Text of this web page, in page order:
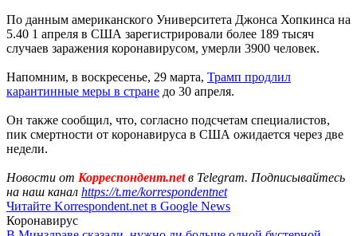
По данным американского Университета Джонса Хопкинса на
5.40 1 апреля в США зарегистрировали более 189 тысяч
случаев заражения коронавирусом, умерли 3900 человек.
Напомним, в воскресенье, 29 марта, Трамп продлил
карантинные меры в стране до 30 апреля.
Он также сообщил, что, согласно подсчетам специалистов,
пик смертности от коронавируса в США ожидается через две
недели.
Новости от Корреспондент.netв Telegram. Подписывайтесь
на наш канал https://t.me/korrespondentnet
Читайте Korrespondent.net в Google News
Коронавирус